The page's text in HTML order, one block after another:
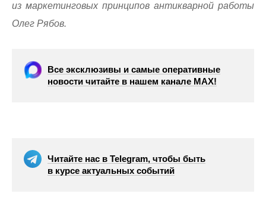
из маркетинговых принципов антикварной работы
Олег Рябов.
Все эксклюзивы и самые оперативные
новости читайте в нашем канале МАХ!
Читайте нас в Telegram, чтобы быть
в курсе актуальных событий